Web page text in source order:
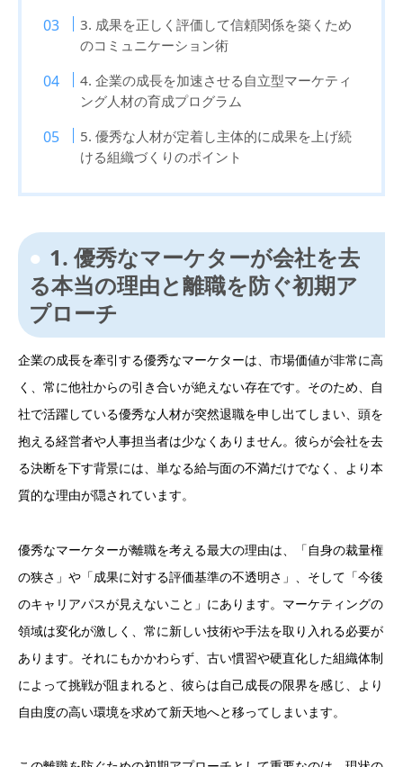
3. 成果を正しく評価して信頼関係を築くため
のコミュニケーション術
4. 企業の成長を加速させる自立型マーケティ
ング人材の育成プログラム
5. 優秀な人材が定着し主体的に成果を上げ続
ける組織づくりのポイント
1. 優秀なマーケターが会社を去
る本当の理由と離職を防ぐ初期ア
プローチ
企業の成長を牽引する優秀なマーケターは、市場価値が非常に高
く、常に他社からの引き合いが絶えない存在です。そのため、自
社で活躍している優秀な人材が突然退職を申し出てしまい、頭を
抱える経営者や人事担当者は少なくありません。彼らが会社を去
る決断を下す背景には、単なる給与面の不満だけでなく、より本
質的な理由が隠されています。
優秀なマーケターが離職を考える最大の理由は、「自身の裁量権
の狭さ」や「成果に対する評価基準の不透明さ」、そして「今後
のキャリアパスが見えないこと」にあります。マーケティングの
領域は変化が激しく、常に新しい技術や手法を取り入れる必要が
あります。それにもかかわらず、古い慣習や硬直化した組織体制
によって挑戦が阻まれると、彼らは自己成長の限界を感じ、より
自由度の高い環境を求めて新天地へと移ってしまいます。